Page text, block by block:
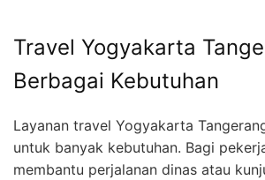
Travel Yogyakarta
Berbagai Kebutuhan
Layanan travel Yogyakarta
untuk banyak kebutuhan. Bagi
membantu perjalanan dinas atau